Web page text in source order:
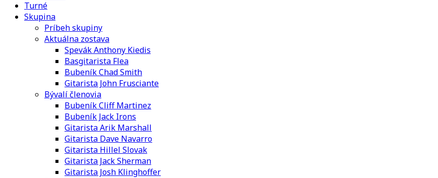
Turné
Skupina
Príbeh skupiny
Aktuálna zostava
Spevák Anthony Kiedis
Basgitarista Flea
Bubeník Chad Smith
Gitarista John Frusciante
Bývalí členovia
Bubeník Cliff Martinez
Bubeník Jack Irons
Gitarista Arik Marshall
Gitarista Dave Navarro
Gitarista Hillel Slovak
Gitarista Jack Sherman
Gitarista Josh Klinghoffer